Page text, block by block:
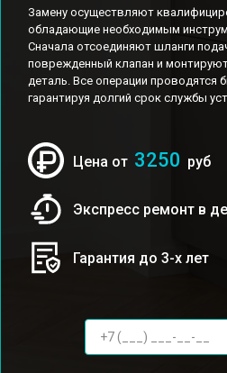
Замену осуществляют
обладающие необходимым
Сначала отсоединяют шланги
поврежденный клапан и
деталь. Все операции проводятся
гарантируя долгий срок службы
Цена от 3250 руб
Экспресс ремонт в
Гарантия до 3-х лет